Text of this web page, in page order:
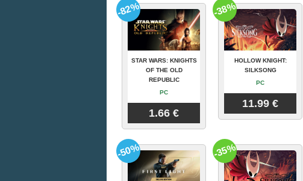
STAR WARS: KNIGHTS
OF THE OLD
REPUBLIC
PC
1.66 €
-82%
HOLLOW KNIGHT:
SILKSONG
PC
11.99 €
-38%
-50% -35%